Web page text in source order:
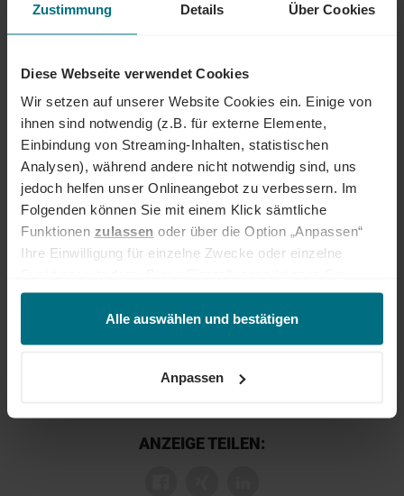
Zustimmung Details Über Cookies
Diese Webseite verwendet Cookies
Wir setzen auf unserer Website Cookies ein. Einige von
ihnen sind notwendig (z.B. für externe Elemente,
Einbindung von Streaming-Inhalten, statistischen
Analysen), während andere nicht notwendig sind, uns
jedoch helfen unser Onlineangebot zu verbessern. Im
Folgenden können Sie mit einem Klick sämtliche
Funktionen zulassen oder über die Option „Anpassen“
Ihre Einwilligung für einzelne Zwecke oder einzelne
jederzeit über unserenCookie-Hinweisaufrufen
und/oder nachträglich jederzeit anpassen. Weitere
Informationen erhalten Sie über unseren
Alle auswählen und bestätigen
Anpassen
renommierten Kundenunternehmen oder im internen Team von YER -
bei uns beginnt der Weg zum Traumjob!
INTERESSIERT?
Dann freuen wir uns über eine aussagekräftige Bewerbung inkl.
Gehaltsvorstellung und frühestem Eintrittstermin über unser
Jetzt bewerben
Deine Ansprechperson
Thai Pham
ANZEIGE TEILEN: